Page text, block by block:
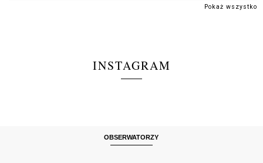
Pokaż wszystko
INSTAGRAM
OBSERWATORZY